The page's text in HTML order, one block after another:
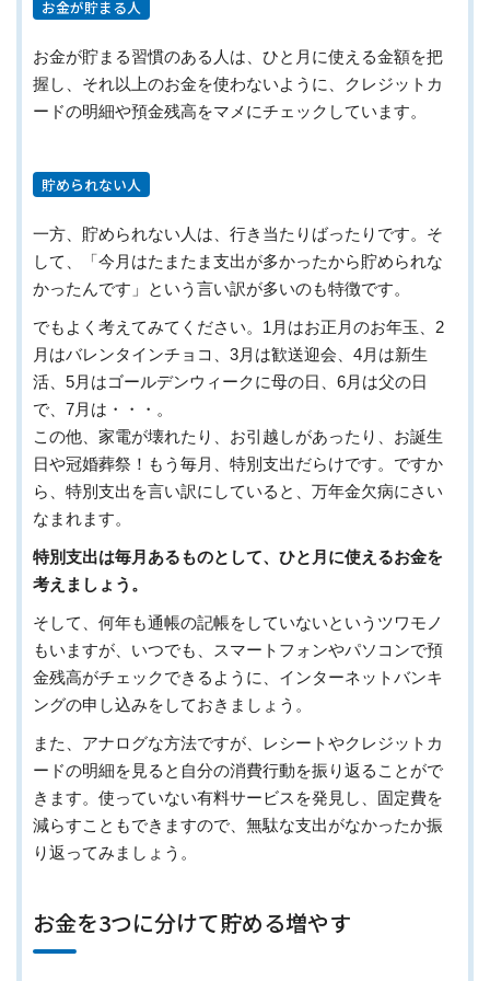
お金が貯まる人
お金が貯まる習慣のある人は、ひと月に使える金額を把
握し、それ以上のお金を使わないように、クレジットカ
ードの明細や預金残高をマメにチェックしています。
貯められない人
一方、貯められない人は、行き当たりばったりです。そ
して、「今月はたまたま支出が多かったから貯められな
かったんです」という言い訳が多いのも特徴です。
でもよく考えてみてください。1月はお正月のお年玉、2
月はバレンタインチョコ、3月は歓送迎会、4月は新生
活、5月はゴールデンウィークに母の日、6月は父の日
で、7月は・・・。
この他、家電が壊れたり、お引越しがあったり、お誕生
日や冠婚葬祭！もう毎月、特別支出だらけです。ですか
ら、特別支出を言い訳にしていると、万年金欠病にさい
なまれます。
特別支出は毎月あるものとして、ひと月に使えるお金を
考えましょう。
そして、何年も通帳の記帳をしていないというツワモノ
もいますが、いつでも、スマートフォンやパソコンで預
金残高がチェックできるように、インターネットバンキ
ングの申し込みをしておきましょう。
また、アナログな方法ですが、レシートやクレジットカ
ードの明細を見ると自分の消費行動を振り返ることがで
きます。使っていない有料サービスを発見し、固定費を
減らすこともできますので、無駄な支出がなかったか振
り返ってみましょう。
お金を3つに分けて貯める増やす